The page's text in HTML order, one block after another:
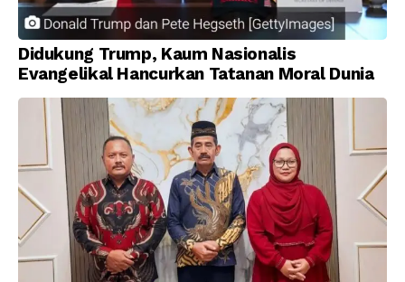
Didukung Trump, Kaum Nasionalis
Evangelikal Hancurkan Tatanan Moral Dunia